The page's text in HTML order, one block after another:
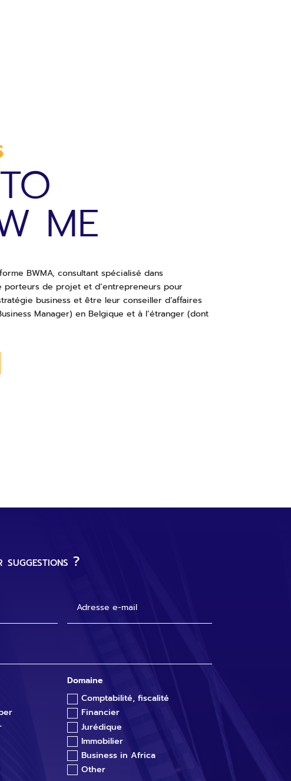
ME
BWMA, consultant spécialisé dans
porteurs de projet et d’entrepreneurs pour
business et être leur conseiller d’affaires
Manager) en Belgique et à l’étranger (dont
?
Domaine
Comptabilité, fiscalité
Financier
Jurédique
Immobilier
Business in Africa
Other